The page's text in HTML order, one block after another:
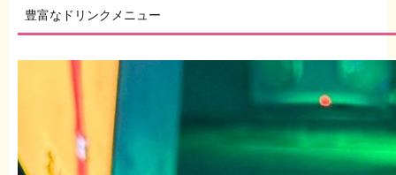
豊富なドリンクメニュー